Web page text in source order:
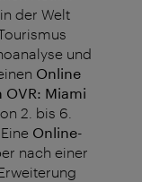
der Welt
und
Online
Miami
2. bis 6.
Online-
nach einer